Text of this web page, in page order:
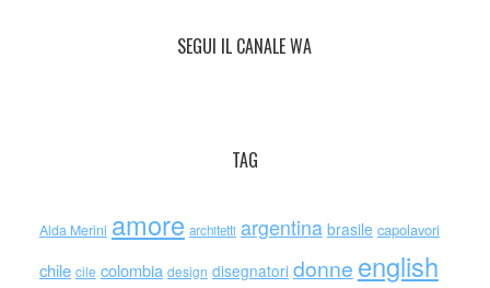
SEGUI IL CANALE WA
TAG
Alda Merini amore architetti argentina brasile capolavori
chile cile colombia design disegnatori donne english